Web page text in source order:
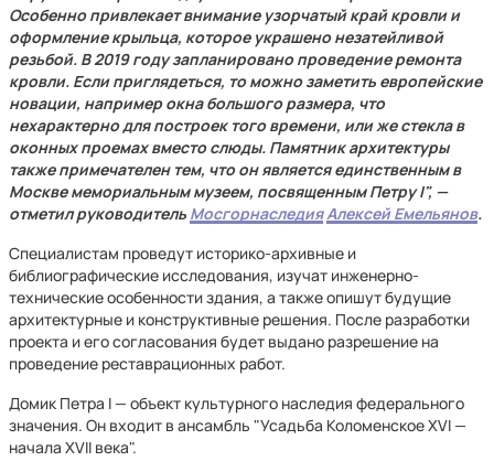
Особенно привлекает внимание узорчатый край кровли и
оформление крыльца, которое украшено незатейливой
резьбой. В 2019 году запланировано проведение ремонта
кровли. Если приглядеться, то можно заметить европейские
новации, например окна большого размера, что
нехарактерно для построек того времени, или же стекла в
оконных проемах вместо слюды. Памятник архитектуры
также примечателен тем, что он является единственным в
Москве мемориальным музеем, посвященным Петру I", —
отметил руководитель МосгорнаследияАлексей Емельянов.
Специалистам проведут историко-архивные и
библиографические исследования, изучат инженерно-
технические особенности здания, а также опишут будущие
архитектурные и конструктивные решения. После разработки
проекта и его согласования будет выдано разрешение на
проведение реставрационных работ.
Домик Петра I — объект культурного наследия федерального
значения. Он входит в ансамбль "Усадьба Коломенское XVI —
начала XVII века".